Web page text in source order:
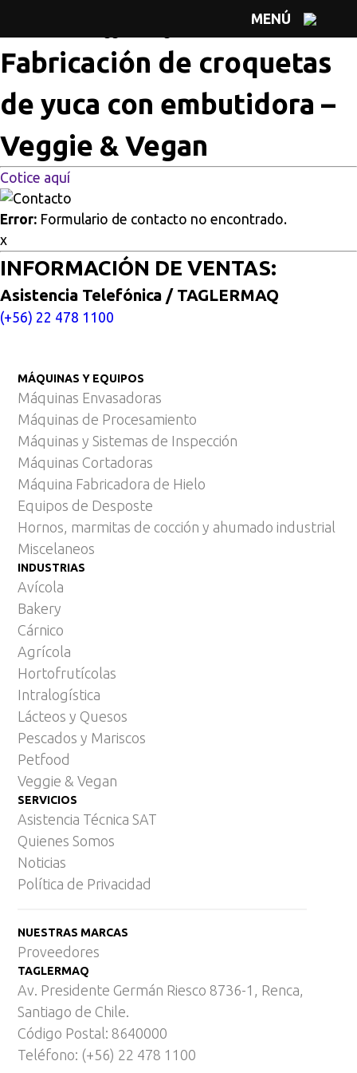
MENÚ
Fabricación de croquetas de yuca con
Fabricación de croquetas
de yuca con embutidora –
Veggie & Vegan
Cotice aquí
Error: Formulario de contacto no encontrado.
x
INFORMACIÓN DE VENTAS:
Asistencia Telefónica / TAGLERMAQ
(+56) 22 478 1100
MÁQUINAS Y EQUIPOS
Máquinas Envasadoras
Máquinas de Procesamiento
Máquinas y Sistemas de Inspección
Máquinas Cortadoras
Máquina Fabricadora de Hielo
Equipos de Desposte
Hornos, marmitas de cocción y ahumado industrial
Miscelaneos
INDUSTRIAS
Avícola
Bakery
Cárnico
Agrícola
Hortofrutícolas
Intralogística
Lácteos y Quesos
Pescados y Mariscos
Petfood
Veggie & Vegan
SERVICIOS
Asistencia Técnica SAT
Quienes Somos
Noticias
Política de Privacidad
NUESTRAS MARCAS
Proveedores
TAGLERMAQ
Av. Presidente Germán Riesco 8736-1, Renca,
Santiago de Chile.
Código Postal: 8640000
Teléfono: (+56) 22 478 1100